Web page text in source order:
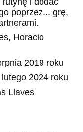
poprzez... grę,
Horacio
2019 roku
lutego 2024 roku
Llaves